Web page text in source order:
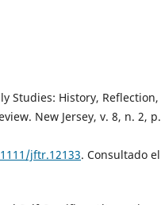
Studies: History, Reflection,
New Jersey, v. 8, n. 2, p.
jftr.12133. Consultado el